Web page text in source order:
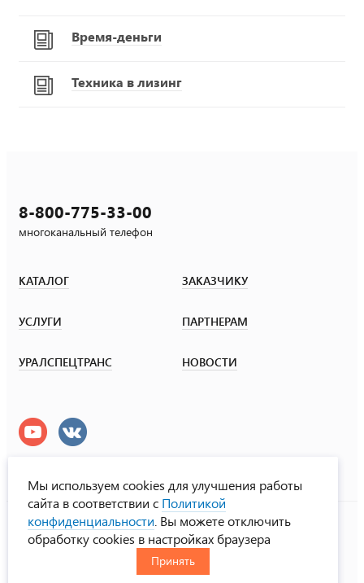
Время-деньги
Техника в лизинг
8-800-775-33-00
многоканальный телефон
КАТАЛОГ ЗАКАЗЧИКУ
УСЛУГИ ПАРТНЕРАМ
УРАЛСПЕЦТРАНС НОВОСТИ
УралСпецТранс
© ООО «Урал СТ», 2000-2026
Политика конфиденциальности
CHN
Мы используем cookies для улучшения работы
сайта в соответствии с Политикой
конфиденциальности . Вы можете отключить
обработку cookies в настройках браузера
Принять